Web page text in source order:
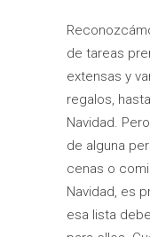
de tareas
extensas y
regalos,
Navidad.
de alguna
cenas o
Navidad, es
esa lista